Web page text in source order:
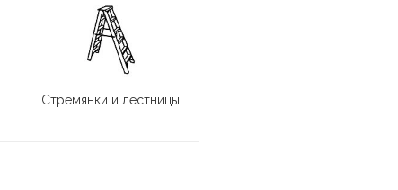
Стремянки и лестницы